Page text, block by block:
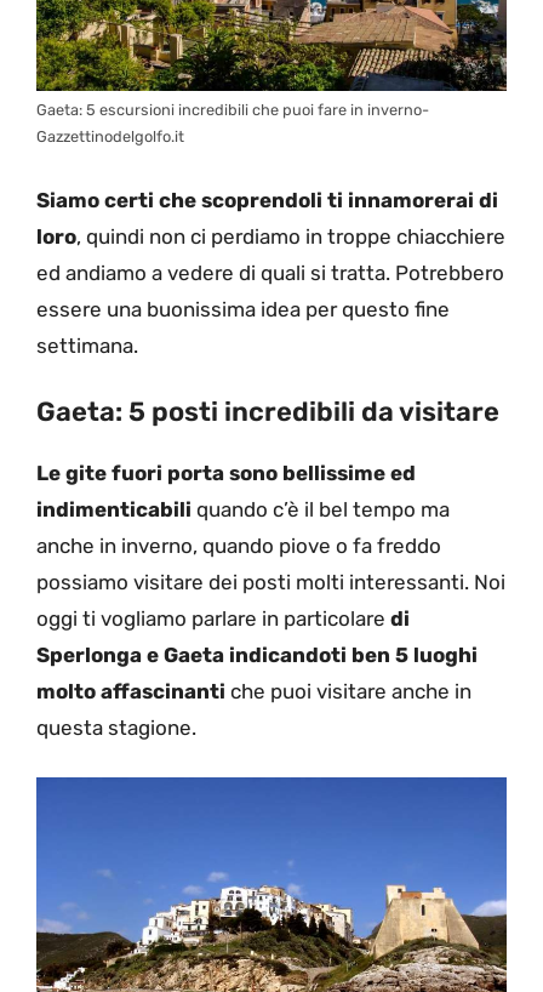
Gaeta: 5 escursioni incredibili che puoi fare in inverno-
Gazzettinodelgolfo.it
Siamo certi che scoprendoli ti innamorerai di
loro, quindi non ci perdiamo in troppe chiacchiere
ed andiamo a vedere di quali si tratta. Potrebbero
essere una buonissima idea per questo fine
settimana.
Gaeta: 5 posti incredibili da visitare
Le gite fuori porta sono bellissime ed
indimenticabili quando c’è il bel tempo ma
anche in inverno, quando piove o fa freddo
possiamo visitare dei posti molti interessanti. Noi
oggi ti vogliamo parlare in particolare di
Sperlonga e Gaeta indicandoti ben 5 luoghi
molto affascinanti che puoi visitare anche in
questa stagione.